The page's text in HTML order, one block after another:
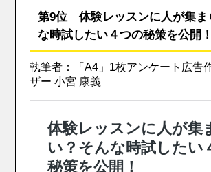
第9位 体験レッスンに人が集ま
な時試したい４つの秘策を公開！
執筆者：「A4」1枚アンケート広告
ザー 小宮 康義